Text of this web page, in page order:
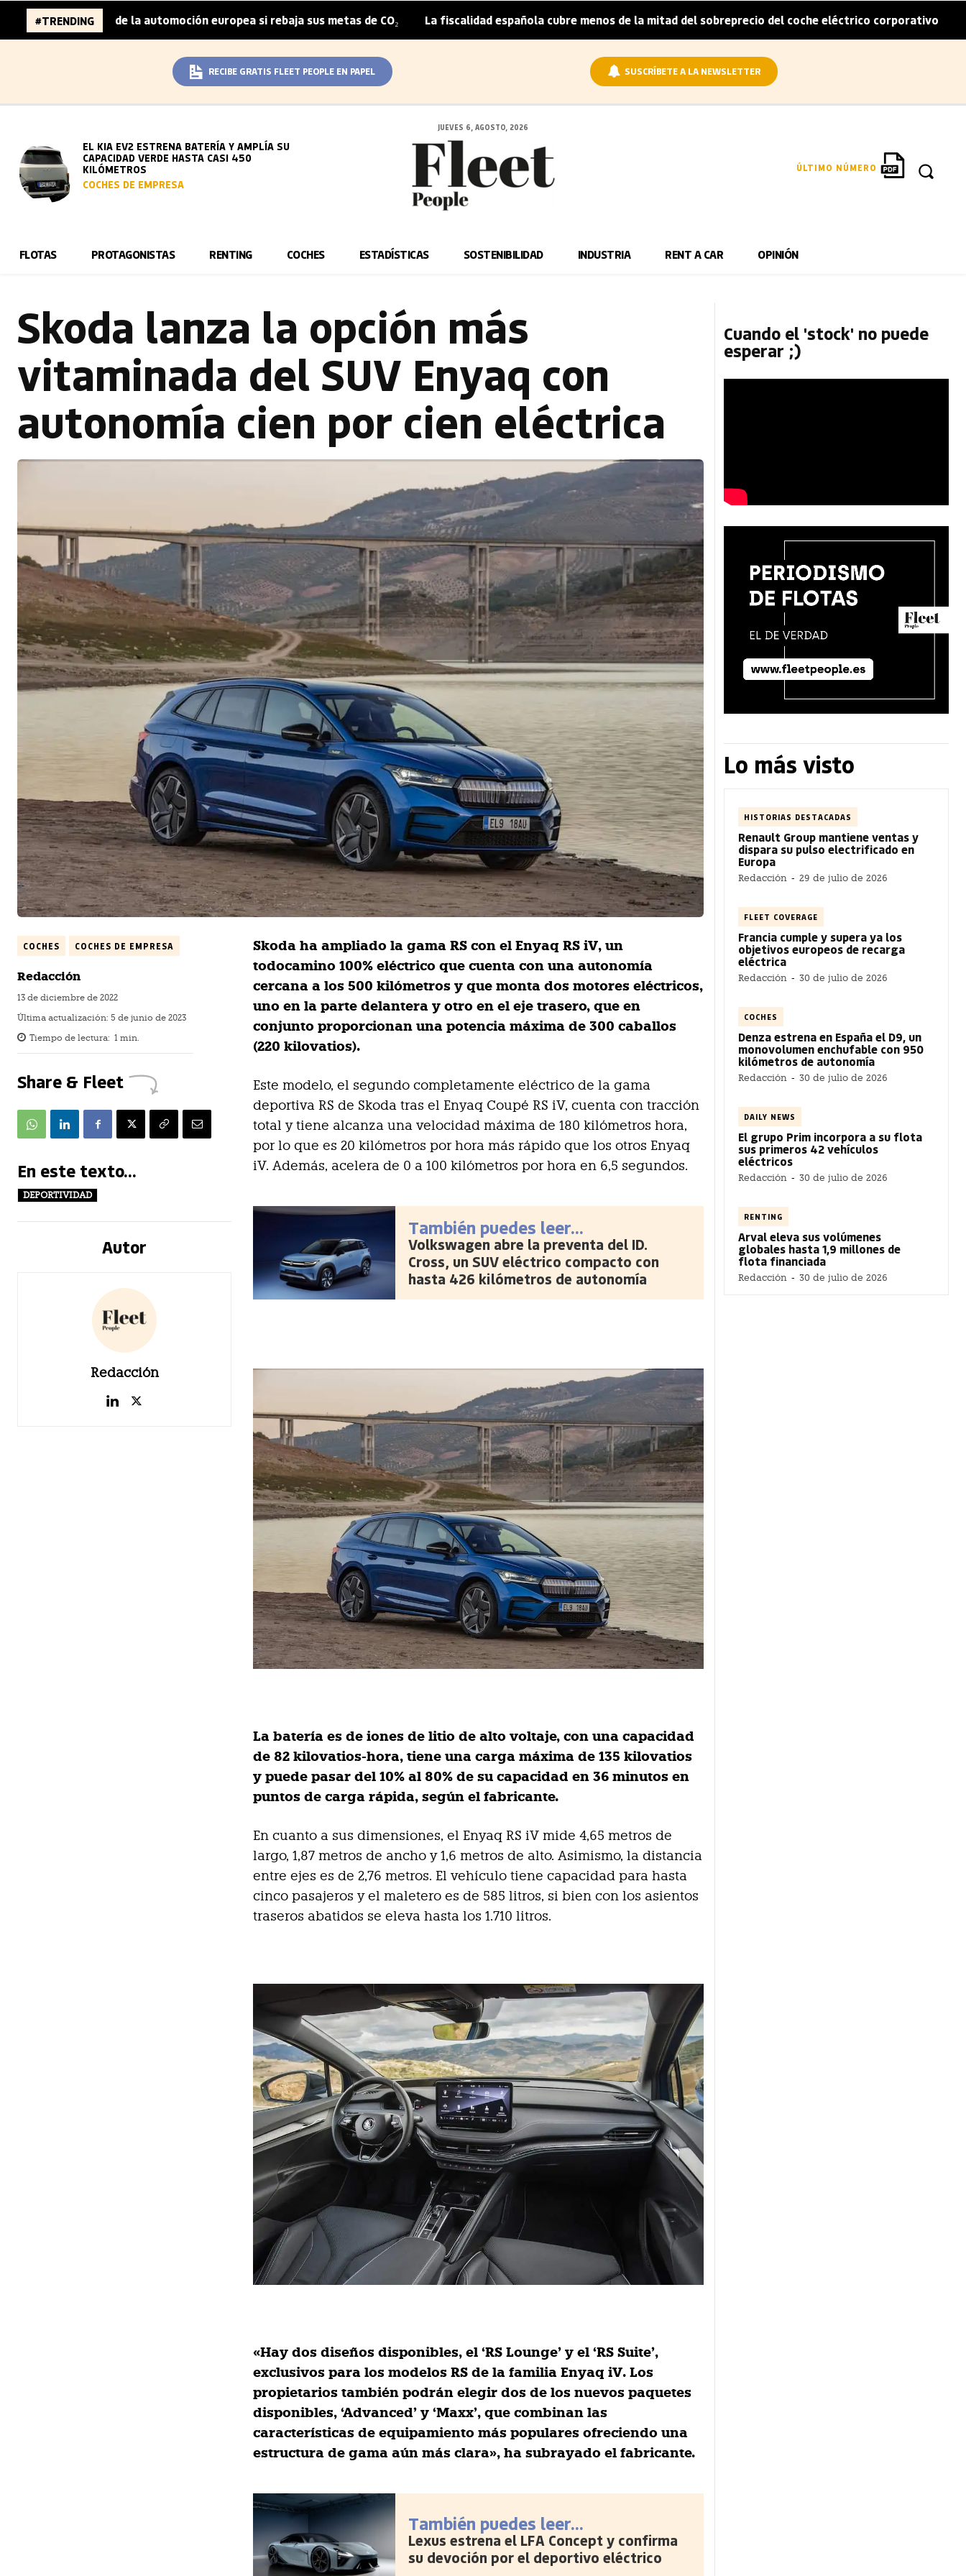
#TRENDING
de la automoción europea si rebaja sus metas de CO₂ | La fiscalidad española cubre menos de la mitad del sobreprecio del coche eléctrico corporativo | Arval convierte
RECIBE GRATIS FLEET PEOPLE EN PAPEL SUSCRÍBETE A LA NEWSLETTER
EL KIA EV2 ESTRENA BATERÍA Y AMPLÍA SU
CAPACIDAD VERDE HASTA CASI 450
KILÓMETROS
COCHES DE EMPRESA
JUEVES 6, AGOSTO, 2026
ÚLTIMO NÚMERO
FLOTAS PROTAGONISTAS RENTING COCHES ESTADÍSTICAS SOSTENIBILIDAD INDUSTRIA RENT A CAR OPINIÓN
Skoda lanza la opción más
vitaminada del SUV Enyaq con
autonomía cien por cien eléctrica
COCHES COCHES DE EMPRESA
Redacción
13 de diciembre de 2022
Última actualización: 5 de junio de 2023
Tiempo de lectura: 1 min.
Share & Fleet
En este texto...
DEPORTIVIDAD
Autor
Redacción
Skoda ha ampliado la gama RS con el Enyaq RS iV, un
todocamino 100% eléctrico que cuenta con una autonomía
cercana a los 500 kilómetros y que monta dos motores eléctricos,
uno en la parte delantera y otro en el eje trasero, que en
conjunto proporcionan una potencia máxima de 300 caballos
(220 kilovatios).
Este modelo, el segundo completamente eléctrico de la gama
deportiva RS de Skoda tras el Enyaq Coupé RS iV, cuenta con tracción
total y tiene alcanza una velocidad máxima de 180 kilómetros hora,
por lo que es 20 kilómetros por hora más rápido que los otros Enyaq
iV. Además, acelera de 0 a 100 kilómetros por hora en 6,5 segundos.
También puedes leer...
Volkswagen abre la preventa del ID.
Cross, un SUV eléctrico compacto con
hasta 426 kilómetros de autonomía
La batería es de iones de litio de alto voltaje, con una capacidad
de 82 kilovatios-hora, tiene una carga máxima de 135 kilovatios
y puede pasar del 10% al 80% de su capacidad en 36 minutos en
puntos de carga rápida, según el fabricante.
En cuanto a sus dimensiones, el Enyaq RS iV mide 4,65 metros de
largo, 1,87 metros de ancho y 1,6 metros de alto. Asimismo, la distancia
entre ejes es de 2,76 metros. El vehículo tiene capacidad para hasta
cinco pasajeros y el maletero es de 585 litros, si bien con los asientos
traseros abatidos se eleva hasta los 1.710 litros.
«Hay dos diseños disponibles, el ‘RS Lounge’ y el ‘RS Suite’,
exclusivos para los modelos RS de la familia Enyaq iV. Los
propietarios también podrán elegir dos de los nuevos paquetes
disponibles, ‘Advanced’ y ‘Maxx’, que combinan las
características de equipamiento más populares ofreciendo una
estructura de gama aún más clara», ha subrayado el fabricante.
También puedes leer...
Lexus estrena el LFA Concept y confirma
su devoción por el deportivo eléctrico
Cuando el 'stock' no puede
esperar ;)
Lo más visto
HISTORIAS DESTACADAS
Renault Group mantiene ventas y
dispara su pulso electrificado en
Europa
Redacción - 29 de julio de 2026
FLEET COVERAGE
Francia cumple y supera ya los
objetivos europeos de recarga
eléctrica
Redacción - 30 de julio de 2026
COCHES
Denza estrena en España el D9, un
monovolumen enchufable con 950
kilómetros de autonomía
Redacción - 30 de julio de 2026
DAILY NEWS
El grupo Prim incorpora a su flota
sus primeros 42 vehículos
eléctricos
Redacción - 30 de julio de 2026
RENTING
Arval eleva sus volúmenes
globales hasta 1,9 millones de
flota financiada
Redacción - 30 de julio de 2026